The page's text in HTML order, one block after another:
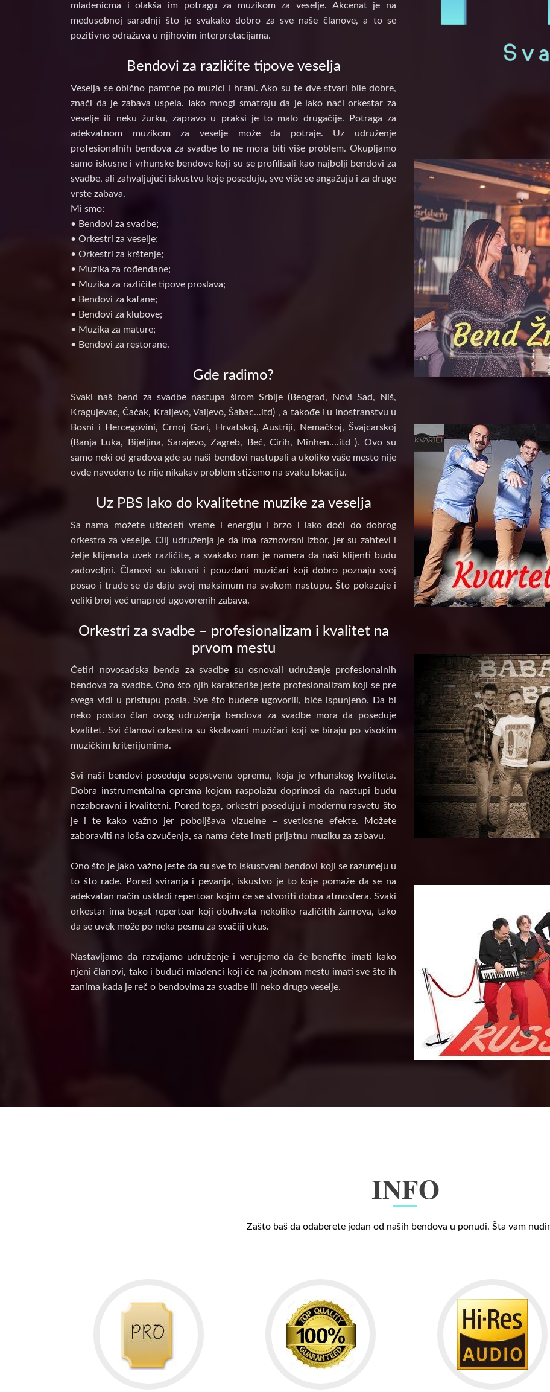
mladenicma i olakša im potragu za muzikom za veselje. Akcenat je na
međusobnoj saradnji što je svakako dobro za sve naše članove, a to se
pozitivno odražava u njihovim interpretacijama.
Bendovi za različite tipove veselja
Veselja se obično pamtne po muzici i hrani. Ako su te dve stvari bile dobre,
znači da je zabava uspela. Iako mnogi smatraju da je lako naći orkestar za
veselje ili neku žurku, zapravo u praksi je to malo drugačije. Potraga za
adekvatnom muzikom za veselje može da potraje. Uz udruženje
profesionalnih bendova za svadbe to ne mora biti više problem. Okupljamo
samo iskusne i vrhunske bendove koji su se profilisali kao najbolji bendovi za
svadbe, ali zahvaljujući iskustvu koje poseduju, sve više se angažuju i za druge
vrste zabava.
Mi smo:
• Bendovi za svadbe;
• Orkestri za veselje;
• Orkestri za krštenje;
• Muzika za rođendane;
• Muzika za različite tipove proslava;
• Bendovi za kafane;
• Bendovi za klubove;
• Muzika za mature;
• Bendovi za restorane.
Gde radimo?
Svaki naš bend za svadbe nastupa širom Srbije (Beograd, Novi Sad, Niš,
Kragujevac, Čačak, Kraljevo, Valjevo, Šabac...itd) , a takođe i u inostranstvu u
Bosni i Hercegovini, Crnoj Gori, Hrvatskoj, Austriji, Nemačkoj, Švajcarskoj
(Banja Luka, Bijeljina, Sarajevo, Zagreb, Beč, Cirih, Minhen....itd ). Ovo su
samo neki od gradova gde su naši bendovi nastupali a ukoliko vaše mesto nije
ovde navedeno to nije nikakav problem stižemo na svaku lokaciju.
Uz PBS lako do kvalitetne muzike za veselja
Sa nama možete uštedeti vreme i energiju i brzo i lako doći do dobrog
orkestra za veselje. Cilj udruženja je da ima raznovrsni izbor, jer su zahtevi i
želje klijenata uvek različite, a svakako nam je namera da naši klijenti budu
zadovoljni. Članovi su iskusni i pouzdani muzičari koji dobro poznaju svoj
posao i trude se da daju svoj maksimum na svakom nastupu. Što pokazuje i
veliki broj već unapred ugovorenih zabava.
Orkestri za svadbe – profesionalizam i kvalitet na
prvom mestu
Četiri novosadska benda za svadbe su osnovali udruženje profesionalnih
bendova za svadbe. Ono što njih karakteriše jeste profesionalizam koji se pre
svega vidi u pristupu posla. Sve što budete ugovorili, biće ispunjeno. Da bi
neko postao član ovog udruženja bendova za svadbe mora da poseduje
kvalitet. Svi članovi orkestra su školavani muzičari koji se biraju po visokim
muzičkim kriterijumima.
Svi naši bendovi poseduju sopstvenu opremu, koja je vrhunskog kvaliteta.
Dobra instrumentalna oprema kojom raspolažu doprinosi da nastupi budu
nezaboravni i kvalitetni. Pored toga, orkestri poseduju i modernu rasvetu što
je i te kako važno jer poboljšava vizuelne – svetlosne efekte. Možete
zaboraviti na loša ozvučenja, sa nama ćete imati prijatnu muziku za zabavu.
Ono što je jako važno jeste da su sve to iskustveni bendovi koji se razumeju u
to što rade. Pored sviranja i pevanja, iskustvo je to koje pomaže da se na
adekvatan način uskladi repertoar kojim će se stvoriti dobra atmosfera. Svaki
orkestar ima bogat repertoar koji obuhvata nekoliko različitih žanrova, tako
da se uvek može po neka pesma za svačiji ukus.
Nastavljamo da razvijamo udruženje i verujemo da će benefite imati kako
njeni članovi, tako i budući mladenci koji će na jednom mestu imati sve što ih
zanima kada je reč o bendovima za svadbe ili neko drugo veselje.
INFO
Zašto baš da odaberete jedan od naših bendova u ponudi. Šta vam